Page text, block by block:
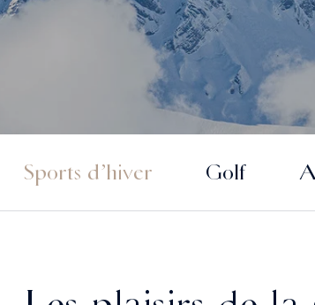
Sports d’hiver Golf